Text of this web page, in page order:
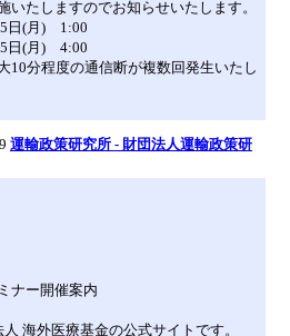
いたしますのでお知らせいたします。
日(月) 1:00
日(月) 4:00
10分程度の通信断が複数回発生いたし
運輸政策研究所 - 財団法人運輸政策研
ナー開催案内
海外医療基金の公式サイトです。